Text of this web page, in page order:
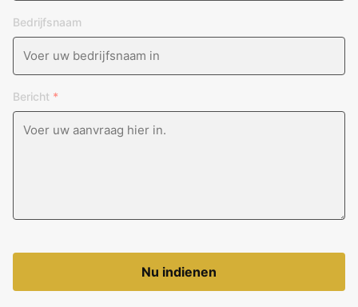
Bedrijfsnaam
Bericht *
Nu indienen